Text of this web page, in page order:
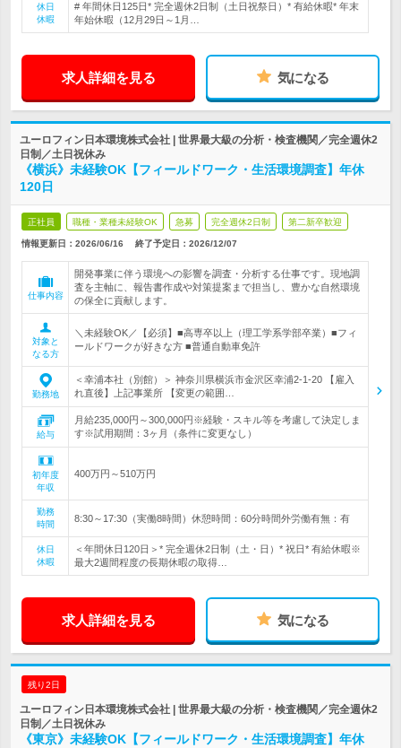
休日
休暇
# 年間休日125日* 完全週休2日制（土日祝祭日）* 有給休暇* 年末
年始休暇（12月29日～1月…
求人詳細を見る 気になる
ユーロフィン日本環境株式会社 | 世界最大級の分析・検査機関／完全週休2
日制／土日祝休み
《横浜》未経験OK【フィールドワーク・生活環境調査】年休
120日
正社員 職種・業種未経験OK 急募 完全週休2日制 第二新卒歓迎
情報更新日：2026/06/16 終了予定日： 2026/12/07
仕事内容
開発事業に伴う環境への影響を調査・分析する仕事です。現地調
査を主軸に、報告書作成や対策提案まで担当し、豊かな自然環境
の保全に貢献します。
対象と
なる方
＼未経験OK／【必須】■高専卒以上（理工学系学部卒業）■フィ
ールドワークが好きな方 ■普通自動車免許
勤務地
＜幸浦本社（別館）＞ 神奈川県横浜市金沢区幸浦2-1-20 【雇入
れ直後】上記事業所 【変更の範囲…
給与
月給235,000円～300,000円※経験・スキル等を考慮して決定しま
す※試用期間：3ヶ月（条件に変更なし）
初年度
年収
400万円～510万円
勤務
時間
8:30～17:30（実働8時間）休憩時間：60分時間外労働有無：有
休日
休暇
＜年間休日120日＞* 完全週休2日制（土・日）* 祝日* 有給休暇※
最大2週間程度の長期休暇の取得…
求人詳細を見る 気になる
残り2日
ユーロフィン日本環境株式会社 | 世界最大級の分析・検査機関／完全週休2
日制／土日祝休み
《東京》未経験OK【フィールドワーク・生活環境調査】年休